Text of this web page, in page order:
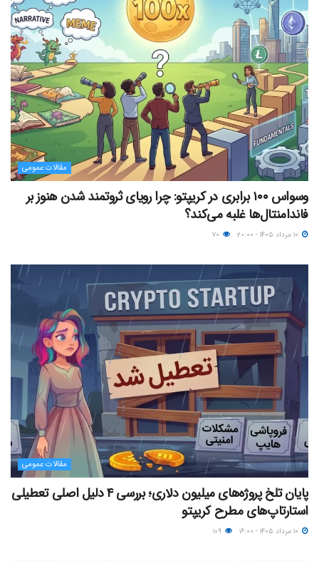
مقالات عمومی
وسواس ۱۰۰ برابری در کریپتو: چرا رویای ثروتمند شدن هنوز بر
فاندامنتال‌ها غلبه می‌کند؟
مقالات عمومی
پایان تلخ پروژه‌های میلیون دلاری؛ بررسی ۴ دلیل اصلی تعطیلی
استارتاپ‌های مطرح کریپتو